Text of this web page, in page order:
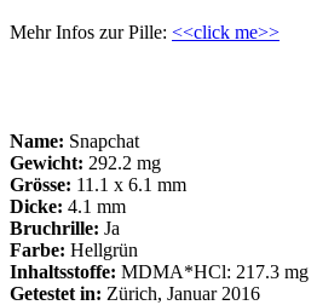
Mehr Infos zur Pille: <<click me>>
Name: Snapchat
Gewicht: 292.2 mg
Grösse: 11.1 x 6.1 mm
Dicke: 4.1 mm
Bruchrille: Ja
Farbe: Hellgrün
Inhaltsstoffe: MDMA*HCl: 217.3 mg
Getestet in: Zürich, Januar 2016